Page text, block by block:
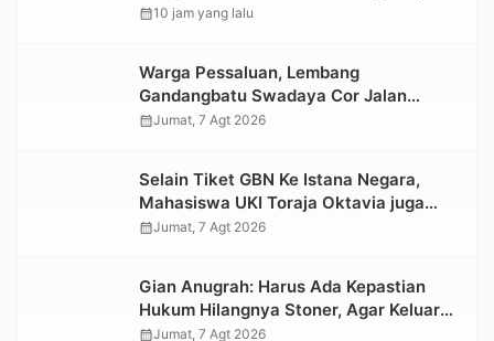
yang Rusak Kawasan Hutan
calendar_month10 jam yang lalu
Warga Pessaluan, Lembang
Gandangbatu Swadaya Cor Jalan
Kabupaten
calendar_monthJumat, 7 Agt 2026
Selain Tiket GBN Ke Istana Negara,
Mahasiswa UKI Toraja Oktavia juga
Lolos ke Pekan Seni Mahasiswa
calendar_monthJumat, 7 Agt 2026
Gian Anugrah: Harus Ada Kepastian
Hukum Hilangnya Stoner, Agar Keluarga
tidak Larut dalam Trauma dan
calendar_monthJumat, 7 Agt 2026